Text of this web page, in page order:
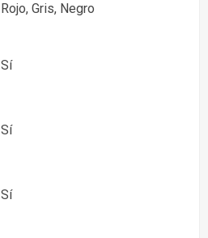
Rojo, Gris, Negro
Sí
Sí
Sí